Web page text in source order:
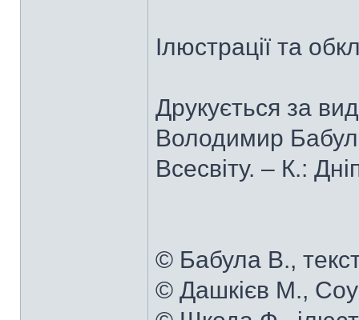
Ілюстрації та
Друкується за
Володимир
Всесвіту. – К.:
© Бабула В.,
© Дашкієв М.,